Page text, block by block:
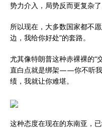
势力介入，局势反而更复杂了
所以现在，大多数国家都不
边，我给你好处”的套路。
尤其像特朗普这种赤裸裸的“
直白点就是绑架——你不听我
绩，我就让你难堪。
这种态度在现在的东南亚，